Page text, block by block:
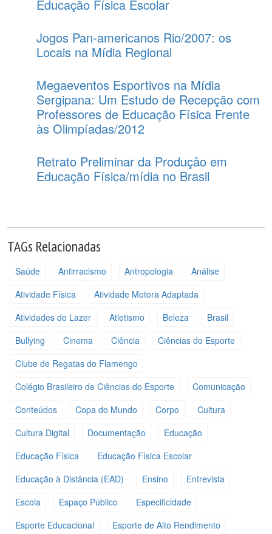
Educação Física Escolar
Jogos Pan-americanos Rio/2007: os
Locais na Mídia Regional
Megaeventos Esportivos na Mídia
Sergipana: Um Estudo de Recepção com
Professores de Educação Física Frente
às Olimpíadas/2012
Retrato Preliminar da Produçâo em
Educação Física/mídia no Brasil
TAGs Relacionadas
Saúde Antirracismo Antropologia
Análise
Atividade Física
Atividade Motora Adaptada
Atividades de Lazer
Atletismo Beleza
Brasil
Bullying
Cinema Ciência
Ciências do Esporte
Clube de Regatas do Flamengo
Colégio Brasileiro de Ciências do Esporte
Comunicação
Conteúdos
Copa do Mundo Corpo
Cultura
Cultura Digital
Documentação
Educação
Educação Física
Educação Física Escolar
Educação à Distância (EAD)
Ensino
Entrevista
Escola
Espaço Público
Especificidade
Esporte Educacional
Esporte de Alto Rendimento